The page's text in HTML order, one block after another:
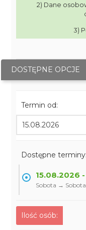
2) Dane
3)
DOSTĘPNE OPCJE
Termin od:
Dostępne terminy:
15.08.2026
Sobota → Sobota
Ilość osób: